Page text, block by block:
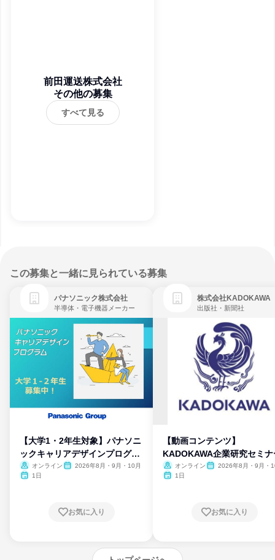
前田運送株式会社
その他の募集
すべて見る
この募集と一緒に見られている募集
パナソニック株式会社
半導体・電子機器メーカー
【大学1・2年生対象】パナソニ
ックキャリアデザインプログラ
ム
オンライン
2026年8月・9月・10月
1日
お気に入り
株式会社KADOKAWA
出版社・新聞社
【動画コンテンツ】
KADOKAWA企業研究セミナ
オンライン
2026年8月・9月・
1日
お気に入り